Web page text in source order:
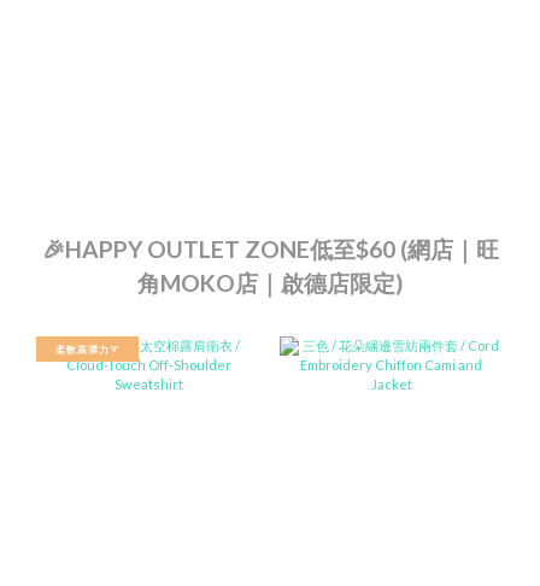
🎉HAPPY OUTLET ZONE低至$60 (網店｜旺
角MOKO店｜啟德店限定)
柔軟高彈力➰